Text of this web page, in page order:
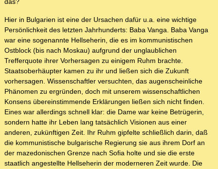
das?
Hier in Bulgarien ist eine der Ursachen dafür u.a. eine wichtige
Persönlichkeit des letzten Jahrhunderts: Baba Vanga. Baba Vanga
war eine sogenannte Hellseherin, die es im kommunistischen
Ostblock (bis nach Moskau) aufgrund der unglaublichen
Trefferquote ihrer Vorhersagen zu einigem Ruhm brachte.
Staatsoberhäupter kamen zu ihr und ließen sich die Zukunft
vorhersagen. Wissenschaftler versuchten, das augenscheinliche
Phänomen zu ergründen, doch mit unserem wissenschaftlichen
Konsens übereinstimmende Erklärungen ließen sich nicht finden.
Eines war allerdings schnell klar: die Dame war keine Betrügerin,
sondern hatte ihr Leben lang tatsächlich Visionen aus einer
anderen, zukünftigen Zeit. Ihr Ruhm gipfelte schließlich darin, daß
die kommunistische bulgarische Regierung sie aus ihrem Dorf an
der mazedonischen Grenze nach Sofia holte und sie die erste
staatlich angestellte Hellseherin der moderneren Zeit wurde. Die